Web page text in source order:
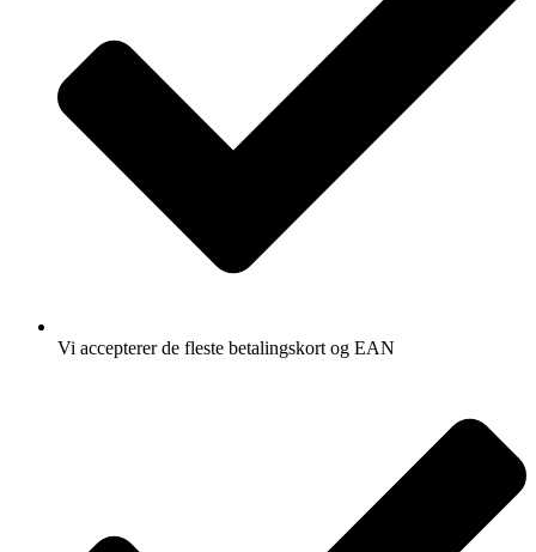
Vi accepterer de fleste betalingskort og EAN